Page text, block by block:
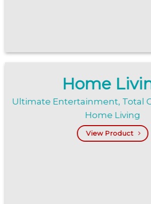
Home
Ultimate Entertainment, Total
Home Living
View Product